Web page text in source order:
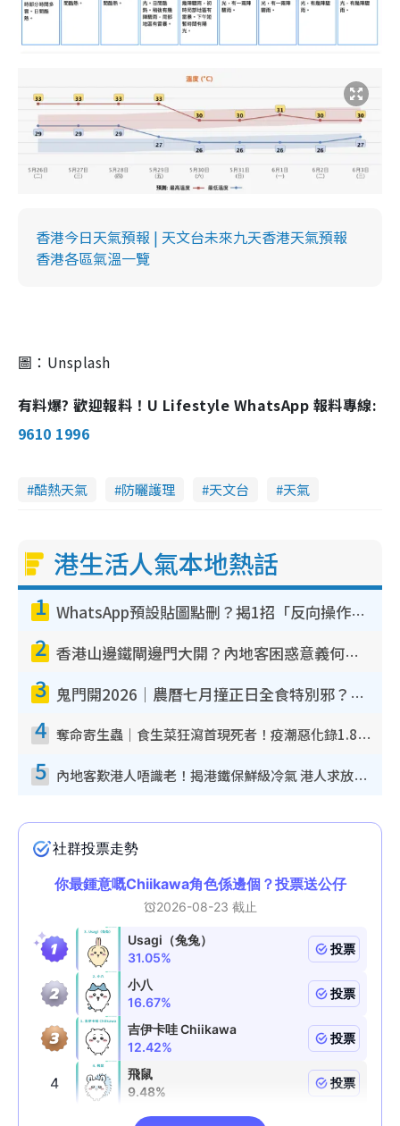
香港今日天氣預報 | 天文台未來九天香港天氣預報
香港各區氣溫一覽
圖：Unsplash
有料爆? 歡迎報料！U Lifestyle WhatsApp 報料專線:
9610 1996
酷熱天氣 防曬護理 天文台 天氣
港生活人氣本地熱話
1 WhatsApp預設貼圖點刪？揭1招「反向操作」還原簡潔介面 附3步實測教學
2 香港山邊鐵閘邊門大開？內地客困惑意義何在！網民神回覆：呢種叫法理性防禦
3 鬼門開2026｜農曆七月撞正日全食特別邪？專家警告切忌做一事！揭4大禁忌+2招保平安
4 奪命寄生蟲｜食生菜狂瀉首現死者！疫潮惡化錄1.8萬宗病例 揭洗菜3大謬誤
5 內地客歎港人唔識老！揭港鐵保鮮級冷氣 港人求放過：咪投訴